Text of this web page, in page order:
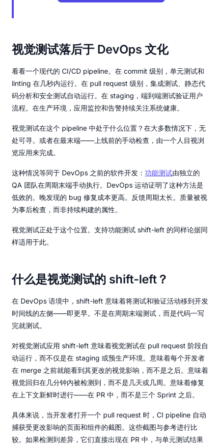
视觉测试落后于 DevOps 文化
看看一个现代的 CI/CD pipeline。在 commit 级别，单元测试和
linting 在几秒内运行。在 pull request 级别，集成测试、静态代
码分析和安全测试自动运行。在 staging，端到端测试验证用户
流程。在生产环境，应用监控和告警持续关注系统健康。
视觉测试在这个 pipeline 中处于什么位置？在大多数情况下，无
处可寻。或者在最末端——上线前的手动检查，由一个人目视浏
览应用来完成。
这种情况等同于 DevOps 之前的软件开发： 功能测试由独立的
QA 团队在周期末端手动执行。DevOps 运动证明了这种方法是
低效的。晚发现的 bug 修复成本更高。反馈周期太长。质量被视
为事后检查，而非持续构建的属性。
视觉测试正处于这个位置。支持功能测试 shift-left 的同样论据同
样适用于此。
什么是视觉测试的 shift-left？
在 DevOps 语境中，shift-left 意味着将测试和验证活动移到开发
时间线的左侧——即更早。不是在周期末端测试，而是代码一写
完就测试。
对视觉测试应用 shift-left 意味着视觉测试在 pull request 阶段自
动运行，而不仅是在 staging 或预生产环境。意味着每个开发者
在 merge 之前就能看到其更改的视觉影响，而不是之后。意味着
视觉回归在几分钟内被检测到，而不是几天或几周。意味着修复
在上下文新鲜时进行——在 PR 中，而不是三个 Sprint 之后。
具体来说，当开发者打开一个 pull request 时，CI pipeline 自动
捕获受更改影响的页面和组件的截图。这些截图与参考进行比
较。如果检测到差异，它们直接出现在 PR 中，与单元测试结果